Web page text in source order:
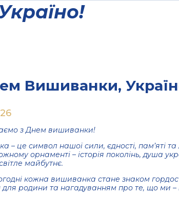
Вишиванки,
з Днем вишиванки!
– це символ нашої сили, єдності, пам’яті та
орнаменті – історія поколінь, душа
майбутнє.
кожна вишиванка стане знаком
родини та нагадуванням про те, що ми –